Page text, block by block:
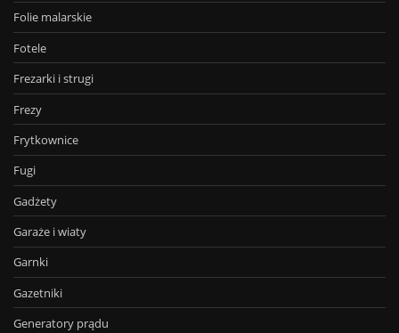
Folie malarskie
Fotele
Frezarki i strugi
Frezy
Frytkownice
Fugi
Gadżety
Garaże i wiaty
Garnki
Gazetniki
Generatory prądu